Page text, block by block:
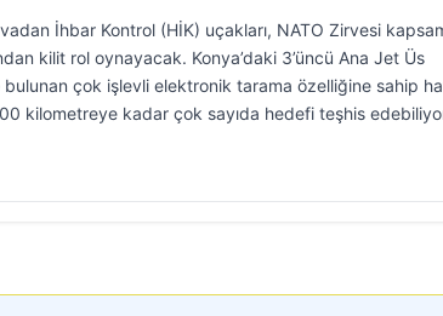
İhbar Kontrol (HİK) uçakları, NATO Zirvesi
kilit rol oynayacak. Konya’daki 3’üncü Ana Jet Üs
bulunan çok işlevli elektronik tarama özelliğine sahip
kilometreye kadar çok sayıda hedefi teşhis